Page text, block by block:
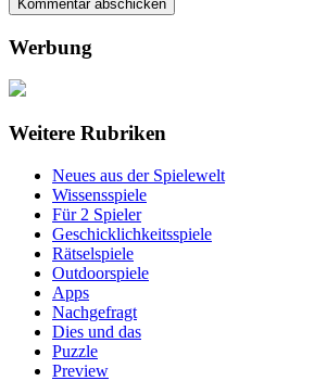
Werbung
Weitere Rubriken
Neues aus der Spielewelt
Wissensspiele
Für 2 Spieler
Geschicklichkeitsspiele
Rätselspiele
Outdoorspiele
Apps
Nachgefragt
Dies und das
Puzzle
Preview